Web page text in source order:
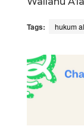
Tags: hukum